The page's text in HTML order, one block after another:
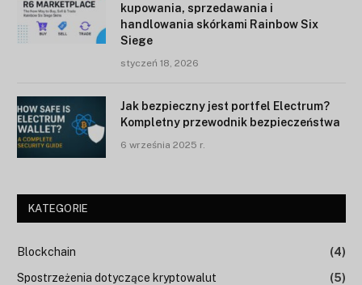
kupowania, sprzedawania i
handlowania skórkami Rainbow Six
Siege
styczeń 18, 2026
Jak bezpieczny jest portfel Electrum?
Kompletny przewodnik bezpieczeństwa
6 września 2025 r.
KATEGORIE
Blockchain
(4)
Spostrzeżenia dotyczące kryptowalut
(5)